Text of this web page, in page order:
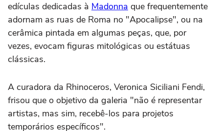
edículas dedicadas à Madonna que frequentemente
adornam as ruas de Roma no "Apocalipse", ou na
cerâmica pintada em algumas peças, que, por
vezes, evocam figuras mitológicas ou estátuas
clássicas.
A curadora da Rhinoceros, Veronica Siciliani Fendi,
frisou que o objetivo da galeria "não é representar
artistas, mas sim, recebê-los para projetos
temporários específicos".